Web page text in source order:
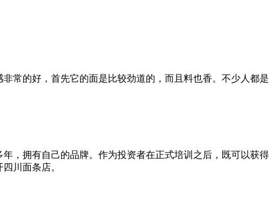
常的好，首先它的面是比较劲道的，而且料也香。不少人都
，拥有自己的品牌。作为投资者在正式培训之后，既可以获
川面条店。